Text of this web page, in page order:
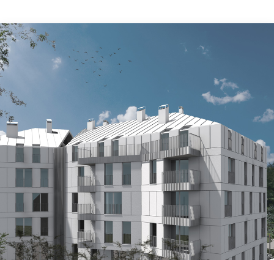
ILIDŽA
Projekat „Bijeli Dvor“ – Ilidža
Na vrlo atraktivnoj lokaciji u Općini Ilidža, u blizini
tramvajske pruge u izgradnji i regionalnih
saobraćajnica, niče moderan stambeni objekat „Bijeli
Dvor“.
Dvolamelni objekat spratnosti Po+Pr+3+M nudit će:
prostrane i svijetle klimatizovane stanove, moderne
balkone i lođe, garažna mjesta, vanjsko uređenje i
zelene površine, gradnju po najvišim standardima
energetske efikasnosti, termičke zaštite i kvaliteta
materijala.